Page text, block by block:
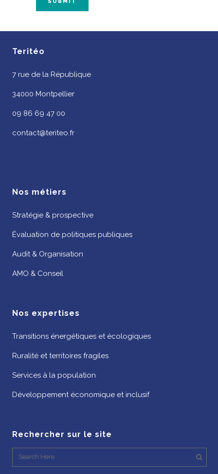
Teritéo
7 rue de la République
34000 Montpellier
09 86 69 47 00
contact@teriteo.fr
Nos métiers
Stratégie & prospective
Évaluation de politiques publiques
Audit & Organisation
AMO & Conseil
Nos expertises
Transitions énergétiques et écologiques
Ruralité et territoires fragiles
Services à la population
Développement économique et inclusif
Rechercher sur le site